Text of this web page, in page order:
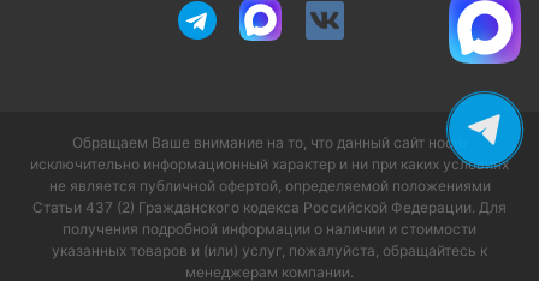
Обращаем Ваше внимание на то, что данный сайт носит
исключительно информационный характер и ни при каких условиях
не является публичной офертой, определяемой положениями
Статьи 437 (2) Гражданского кодекса Российской Федерации. Для
получения подробной информации о наличии и стоимости
указанных товаров и (или) услуг, пожалуйста, обращайтесь к
менеджерам компании.